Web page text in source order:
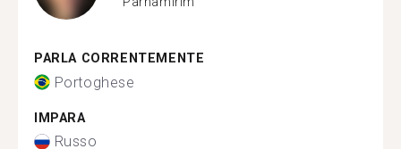
PARLA CORRENTEMENTE
Portoghese
IMPARA
Russo